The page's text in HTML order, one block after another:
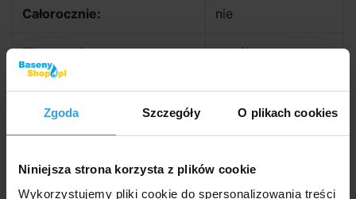
Zgoda Szczegóły O plikach cookies
Niniejsza strona korzysta z plików cookie
Wykorzystujemy pliki cookie do spersonalizowania treści
Całorocznie: nie
Filtrowanie: nabój
Zalecane akcesoria (5)